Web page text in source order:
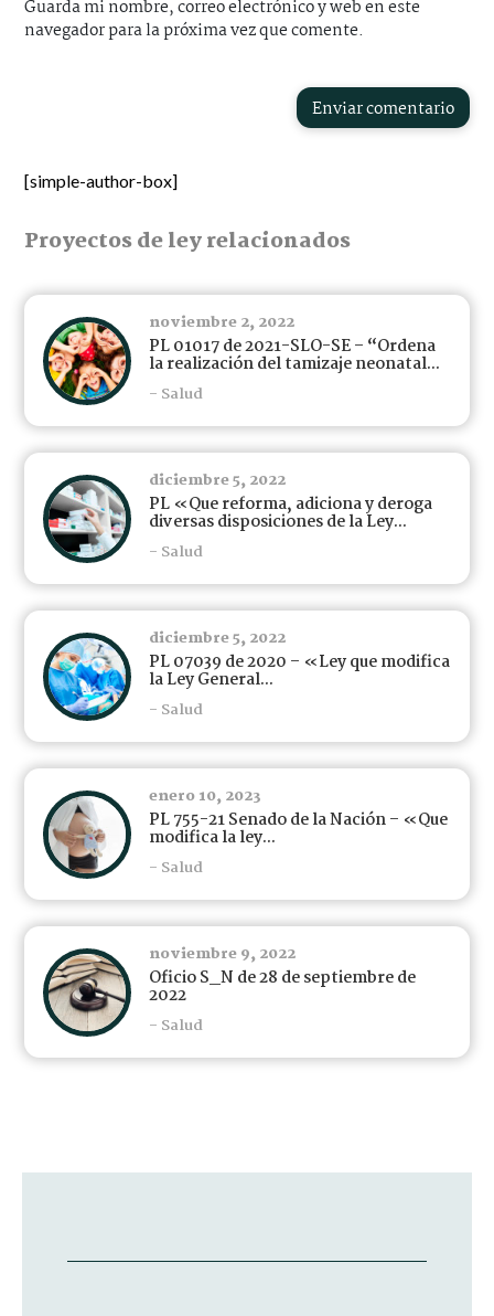
Guarda mi nombre, correo electrónico y web en este
navegador para la próxima vez que comente.
Enviar comentario
[simple-author-box]
Proyectos de ley relacionados
noviembre 2, 2022
PL 01017 de 2021-SLO-SE – “Ordena
la realización del tamizaje neonatal...
- Salud
diciembre 5, 2022
PL «Que reforma, adiciona y deroga
diversas disposiciones de la Ley...
- Salud
diciembre 5, 2022
PL 07039 de 2020 – «Ley que modifica
la Ley General...
- Salud
enero 10, 2023
PL 755-21 Senado de la Nación – «Que
modifica la ley...
- Salud
noviembre 9, 2022
Oficio S_N de 28 de septiembre de
2022
- Salud